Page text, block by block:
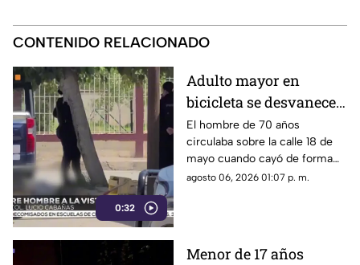
CONTENIDO RELACIONADO
0:32
Adulto mayor en
bicicleta se desvanece y
pierde la vida en la
colonia Lucio Cabañas
El hombre de 70 años
circulaba sobre la calle 18 de
mayo cuando cayó de forma
repentina; paramédicos
agosto 06, 2026 01:07 p. m.
Menor de 17 años